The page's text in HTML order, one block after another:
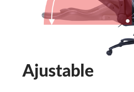
Ajustable